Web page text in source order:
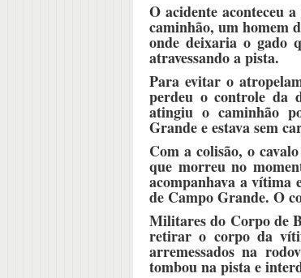
O acidente aconteceu
caminhão, um homem
onde deixaria o gado
atravessando a pista.
Para evitar o
perdeu o controle da
atingiu o caminhão
Grande e estava sem
Com a colisão, o
que morreu no
acompanhava a vítima
de Campo Grande. O
Militares do Corpo de
retirar o corpo da
arremessados na
tombou na pista e